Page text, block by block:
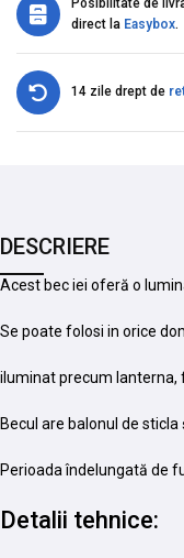
Posibilitate de
direct la Easybox.
14 zile drept de
DESCRIERE
Acest bec iei oferă o
Se poate folosi in orice
iluminat precum lanterna,
Becul are balonul de sticla
Perioada îndelungată de
Detalii tehnice: